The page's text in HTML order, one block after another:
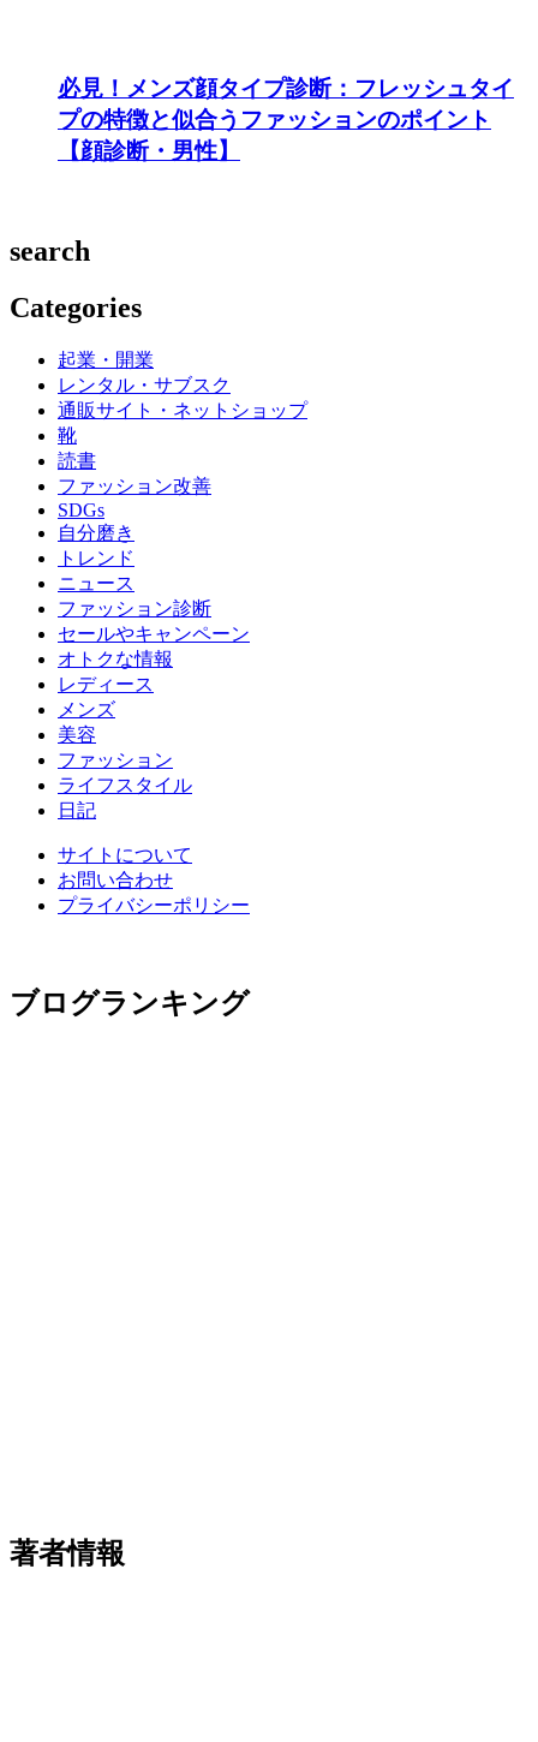
必見！メンズ顔タイプ診断：フレッシュタイ
プの特徴と似合うファッションのポイント
【顔診断・男性】
search
Categories
起業・開業
レンタル・サブスク
通販サイト・ネットショップ
靴
読書
ファッション改善
SDGs
自分磨き
トレンド
ニュース
ファッション診断
セールやキャンペーン
オトクな情報
レディース
メンズ
美容
ファッション
ライフスタイル
日記
サイトについて
お問い合わせ
プライバシーポリシー
ブログランキング
著者情報